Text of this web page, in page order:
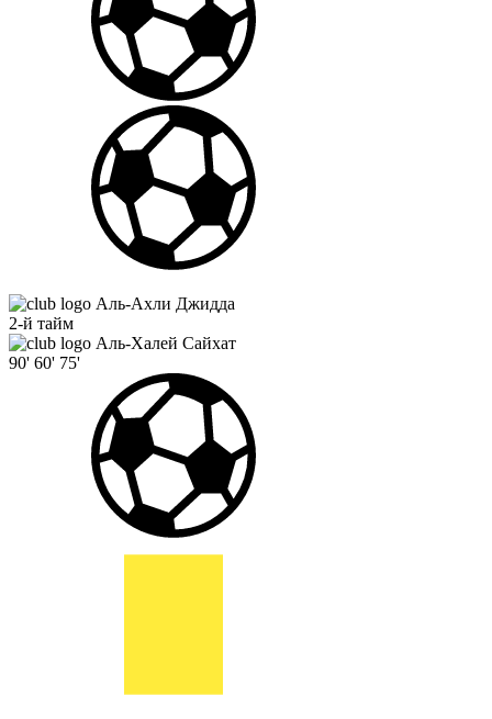
Аль-Ахли Джидда
2-й тайм
Аль-Халей Сайхат
90' 60' 75'